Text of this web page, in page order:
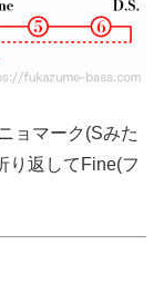
ョマーク(Sみた
り返してFine(フ